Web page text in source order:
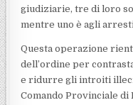
giudiziarie, tre di loro
mentre uno è agli
Questa operazione
dell’ordine per
e ridurre gli introiti
Comando Provinciale di